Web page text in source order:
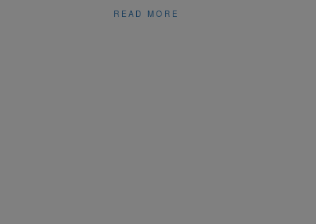
READ MORE